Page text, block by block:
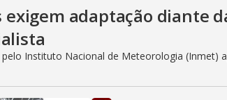
adaptação diante
Instituto Nacional de Meteorologia (Inmet)